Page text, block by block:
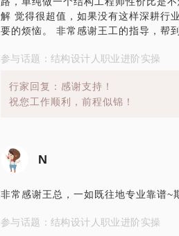
解 觉得很超值，如果没有这样深耕行
要的烦恼。 非常感谢王工的指导，帮
参与话题：结构设计人职业进阶实操
行家回复：感谢支持！
祝您工作顺利，前程似锦！
N
非常感谢王总，一如既往地专业靠谱~
参与话题：结构设计人职业进阶实操